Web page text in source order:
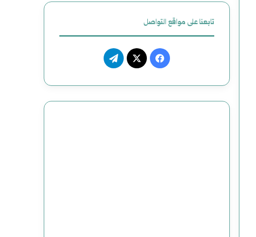
تابعنا على مواقع التواصل
فيسبوك
‫X تيلقرام